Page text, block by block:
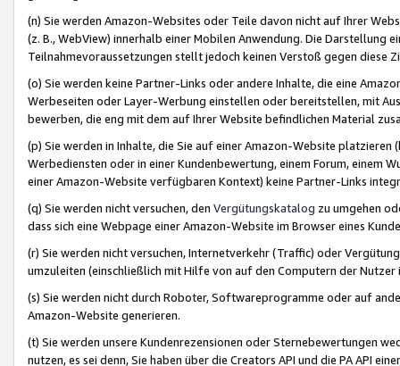
(n) Sie werden Amazon-Websites oder Teile davon nicht auf Ihrer
(z. B., WebView) innerhalb einer Mobilen Anwendung. Die Darstellung
Teilnahmevoraussetzungen stellt jedoch keinen Verstoß gegen diese
(o) Sie werden keine Partner-Links oder andere Inhalte, die eine
Werbeseiten oder Layer-Werbung einstellen oder bereitstellen, mit
bewerben, die eng mit dem auf Ihrer Website befindlichen Material
(p) Sie werden in Inhalte, die Sie auf einer Amazon-Website
Werbediensten oder in einer Kundenbewertung, einem Forum, einem
einer Amazon-Website verfügbaren Kontext) keine Partner-Links
(q) Sie werden nicht versuchen, den Vergütungskatalog zu umgehen
dass sich eine Webpage einer Amazon-Website im Browser eines
(r) Sie werden nicht versuchen, Internetverkehr (Traffic) oder
umzuleiten (einschließlich mit Hilfe von auf den Computern der
(s) Sie werden nicht durch Roboter, Softwareprogramme oder auf
Amazon-Website generieren.
(t) Sie werden unsere Kundenrezensionen oder Sternebewertungen
nutzen, es sei denn, Sie haben über die Creators API und die PA API